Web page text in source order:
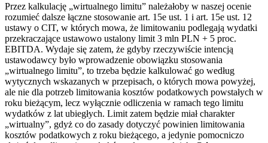
Przez kalkulację „wirtualnego limitu” należałoby w naszej ocenie
rozumieć dalsze łączne stosowanie art. 15e ust. 1 i art. 15e ust. 12
ustawy o CIT, w których mowa, że limitowaniu podlegają wydatki
przekraczające ustawowo ustalony limit 3 mln PLN + 5 proc.
EBITDA. Wydaje się zatem, że gdyby rzeczywiście intencją
ustawodawcy było wprowadzenie obowiązku stosowania
„wirtualnego limitu”, to trzeba będzie kalkulować go według
wytycznych wskazanych w przepisach, o których mowa powyżej,
ale nie dla potrzeb limitowania kosztów podatkowych powstałych w
roku bieżącym, lecz wyłącznie odliczenia w ramach tego limitu
wydatków z lat ubiegłych. Limit zatem będzie miał charakter
„wirtualny”, gdyż co do zasady dotyczyć powinien limitowania
kosztów podatkowych z roku bieżącego, a jedynie pomocniczo